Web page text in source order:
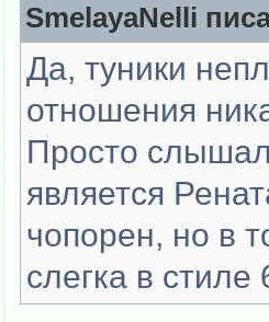
SmelayaNelli
Да, туники
отношения
Просто
является
чопорен, но в
слегка в стиле